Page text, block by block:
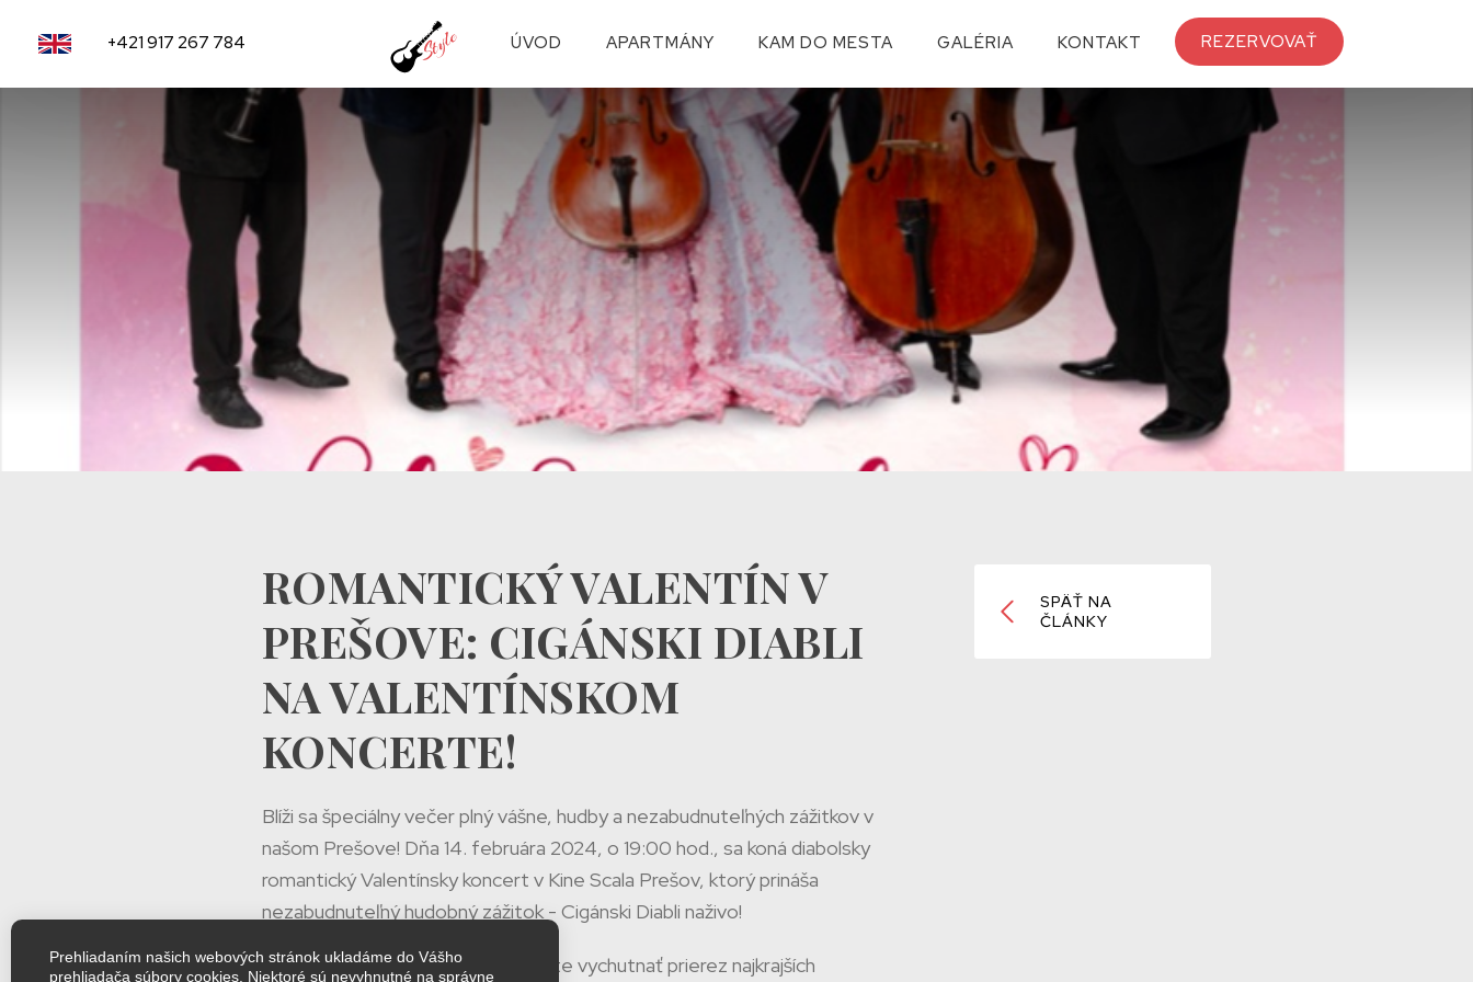
+421 917 267 784 ÚVOD APARTMÁNY KAM DO MESTA GALÉRIA KONTAKT REZERVOVAŤ
ROMANTICKÝ VALENTÍN V
PREŠOVE: CIGÁNSKI DIABLI
NA VALENTÍNSKOM
KONCERTE!
Blíži sa špeciálny večer plný vášne, hudby a nezabudnuteľných zážitkov v
našom Prešove! Dňa 14. februára 2024, o 19:00 hod., sa koná diabolsky
romantický Valentínsky koncert v Kine Scala Prešov, ktorý prináša
nezabudnuteľný hudobný zážitok - Cigánski Diabli naživo!
V tento výnimočný večer si môžete vychutnať prierez najkrajších
SPÄŤ NA
ČLÁNKY
Prehliadaním našich webových stránok ukladáme do Vášho
prehliadača súbory cookies. Niektoré sú nevyhnutné na správne